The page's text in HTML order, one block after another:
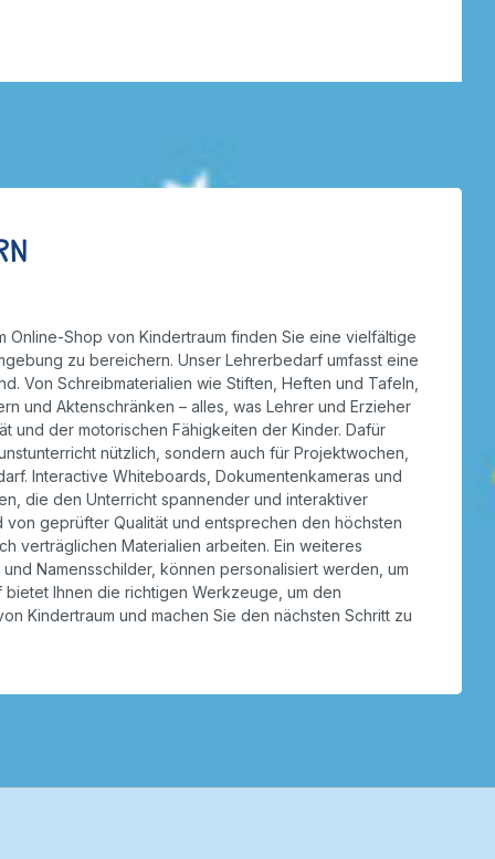
Online-Shop von Kindertraum finden Sie eine vielfältige
zu bereichern. Unser Lehrerbedarf umfasst eine
Von Schreibmaterialien wie Stiften, Heften und Tafeln,
und Aktenschränken – alles, was Lehrer und Erzieher
und der motorischen Fähigkeiten der Kinder. Dafür
nützlich, sondern auch für Projektwochen,
Interactive Whiteboards, Dokumentenkameras und
die den Unterricht spannender und interaktiver
geprüfter Qualität und entsprechen den höchsten
verträglichen Materialien arbeiten. Ein weiteres
Namensschilder, können personalisiert werden, um
Ihnen die richtigen Werkzeuge, um den
Kindertraum und machen Sie den nächsten Schritt zu